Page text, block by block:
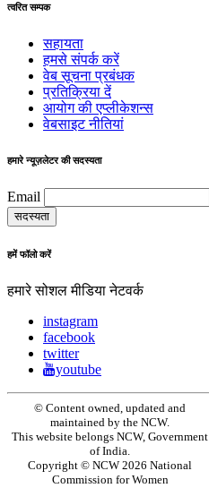
त्वरित सम्पक
सहायता
हमसे संपर्क करें
वेब सूचना प्रबंधक
प्रतिक्रिया दें
आयोग की एप्लीकेशन्स
वेबसाइट नीतियां
हमारे न्यूज़लेटर की सदस्यता
Email
हमें फॉलो करें
हमारे सोशल मीडिया नेटवर्क
instagram
facebook
twitter
youtube
© Content owned, updated and
maintained by the NCW.
This website belongs NCW, Government
of India.
Copyright © NCW 2026 National
Commission for Women